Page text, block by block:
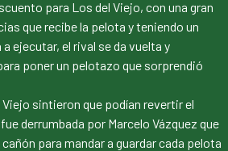
para Los del Viejo, con una gran
que recibe la pelota y teniendo un
ejecutar, el rival se da vuelta y
poner un pelotazo que sorprendió
sintieron que podían revertir el
derrumbada por Marcelo Vázquez que
para mandar a guardar cada pelota